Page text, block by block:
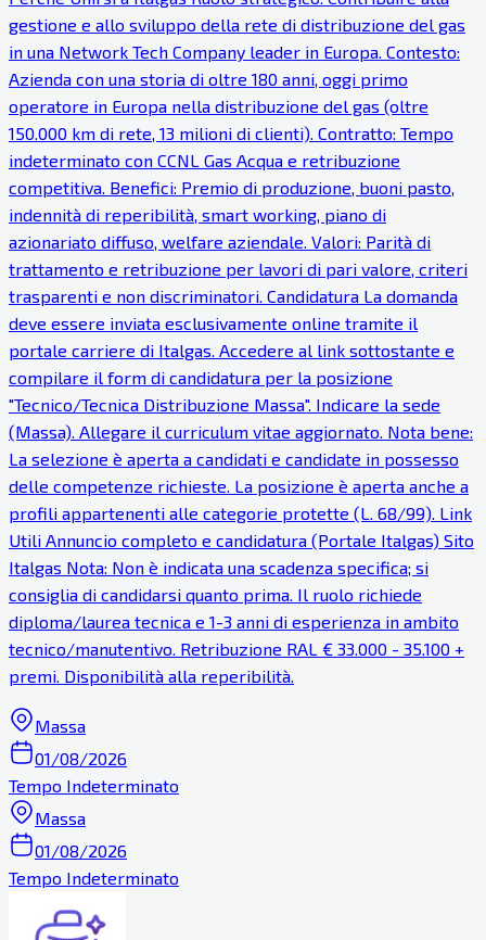
gestione e allo sviluppo della rete di distribuzione del gas
in una Network Tech Company leader in Europa. Contesto:
Azienda con una storia di oltre 180 anni, oggi primo
operatore in Europa nella distribuzione del gas (oltre
150.000 km di rete, 13 milioni di clienti). Contratto: Tempo
indeterminato con CCNL Gas Acqua e retribuzione
competitiva. Benefici: Premio di produzione, buoni pasto,
indennità di reperibilità, smart working, piano di
azionariato diffuso, welfare aziendale. Valori: Parità di
trattamento e retribuzione per lavori di pari valore, criteri
trasparenti e non discriminatori. Candidatura La domanda
deve essere inviata esclusivamente online tramite il
portale carriere di Italgas. Accedere al link sottostante e
compilare il form di candidatura per la posizione
"Tecnico/Tecnica Distribuzione Massa". Indicare la sede
(Massa). Allegare il curriculum vitae aggiornato. Nota bene:
La selezione è aperta a candidati e candidate in possesso
delle competenze richieste. La posizione è aperta anche a
profili appartenenti alle categorie protette (L. 68/99). Link
Utili Annuncio completo e candidatura (Portale Italgas) Sito
Italgas Nota: Non è indicata una scadenza specifica; si
consiglia di candidarsi quanto prima. Il ruolo richiede
diploma/laurea tecnica e 1-3 anni di esperienza in ambito
tecnico/manutentivo. Retribuzione RAL € 33.000 - 35.100 +
premi. Disponibilità alla reperibilità.
Massa
01/08/2026
Tempo Indeterminato
Massa
01/08/2026
Tempo Indeterminato